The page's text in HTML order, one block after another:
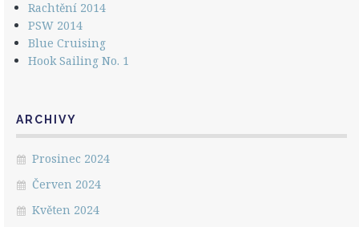
Rachtění 2014
PSW 2014
Blue Cruising
Hook Sailing No. 1
ARCHIVY
Prosinec 2024
Červen 2024
Květen 2024